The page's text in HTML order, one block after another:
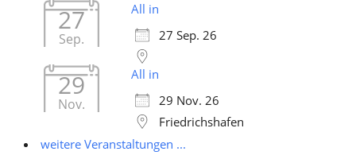
27
Sep.
All in
27 Sep. 26
29
Nov.
All in
29 Nov. 26
Friedrichshafen
weitere Veranstaltungen ...